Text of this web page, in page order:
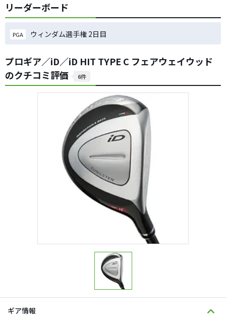
リーダーボード
PGA ウィンダム選手権 2日目
プロギア／iD／iD HIT TYPE C フェアウェイウッド
のクチコミ評価
6件
ギア情報